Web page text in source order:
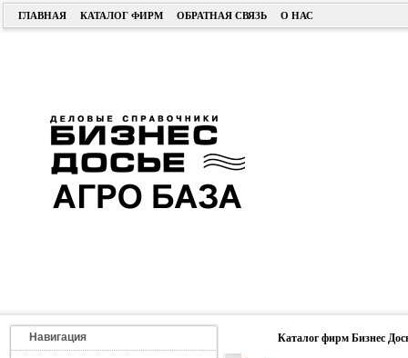
ГЛАВНАЯ КАТАЛОГ ФИРМ ОБРАТНАЯ СВЯЗЬ О НАС
Навигация Каталог фирм Бизнес